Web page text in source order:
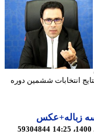
ششمین دوره
59304844